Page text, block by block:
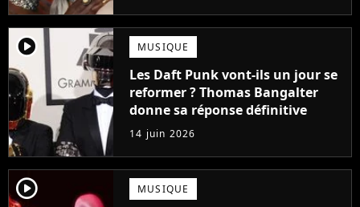
player2 MUSIQUE
Les Daft Punk vont-ils un jour se
reformer ? Thomas Bangalter
donne sa réponse définitive
14 juin 2026
player2 MUSIQUE